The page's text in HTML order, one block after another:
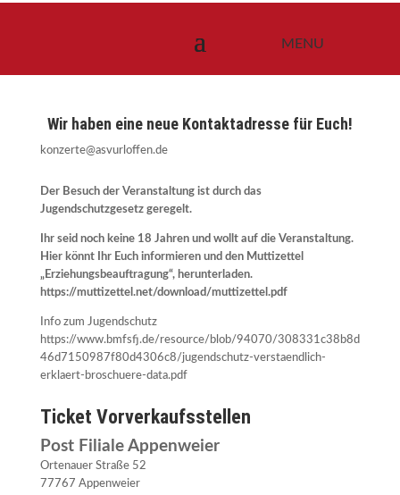
Wir haben eine neue Kontaktadresse für Euch!
konzerte@asvurloffen.de
Der Besuch der Veranstaltung ist durch das
Jugendschutzgesetz geregelt.
Ihr seid noch keine 18 Jahren und wollt auf die Veranstaltung.
Hier könnt Ihr Euch informieren und den Muttizettel
„Erziehungsbeauftragung“, herunterladen.
https://muttizettel.net/download/muttizettel.pdf
Info zum Jugendschutz
https://www.bmfsfj.de/resource/blob/94070/308331c38b8d
46d7150987f80d4306c8/jugendschutz-verstaendlich-
erklaert-broschuere-data.pdf
Ticket Vorverkaufsstellen
Post Filiale Appenweier
Ortenauer Straße 52
77767 Appenweier